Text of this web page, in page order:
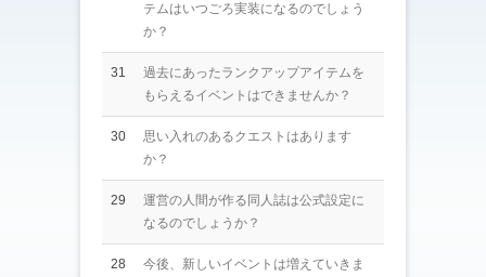
テムはいつごろ実装になるのでしょう
か？
31
過去にあったランクアップアイテムを
もらえるイベントはできませんか？
30
思い入れのあるクエストはあります
か？
29
運営の人間が作る同人誌は公式設定に
なるのでしょうか？
28
今後、新しいイベントは増えていきま